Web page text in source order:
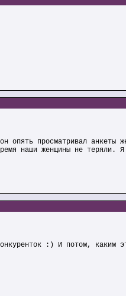
опять просматривал анкеты
наши женщины не теряли.
:) И потом, каким